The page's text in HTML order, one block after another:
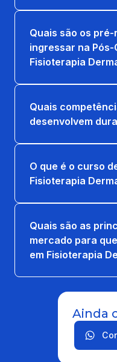
Quais são os
ingressar na
Fisioterapia
Quais
desenvolvem
O que é o curso
Fisioterapia
Quais são as
mercado para
em Fisioterapia
Ainda